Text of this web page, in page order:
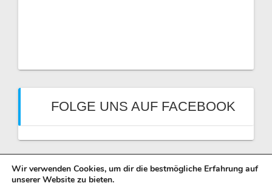
FOLGE UNS AUF FACEBOOK
Wir verwenden Cookies, um dir die bestmögliche Erfahrung auf
unserer Website zu bieten.